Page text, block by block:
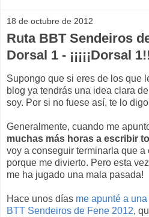
18 de octubre de 2012
Ruta BBT Sendeiros
Dorsal 1 - ¡¡¡¡¡Dorsal
Supongo que si eres de los que
blog ya tendrás una idea clara
soy. Por si no fuese así, te lo
Generalmente, cuando me
muchas más horas a escribir
voy a conseguir terminarla que a
porque me divierto. Pero esta
me ha jugado una mala pasada!
Hace unos días me apunté a
BTT Sendeiros de Fene 2012,